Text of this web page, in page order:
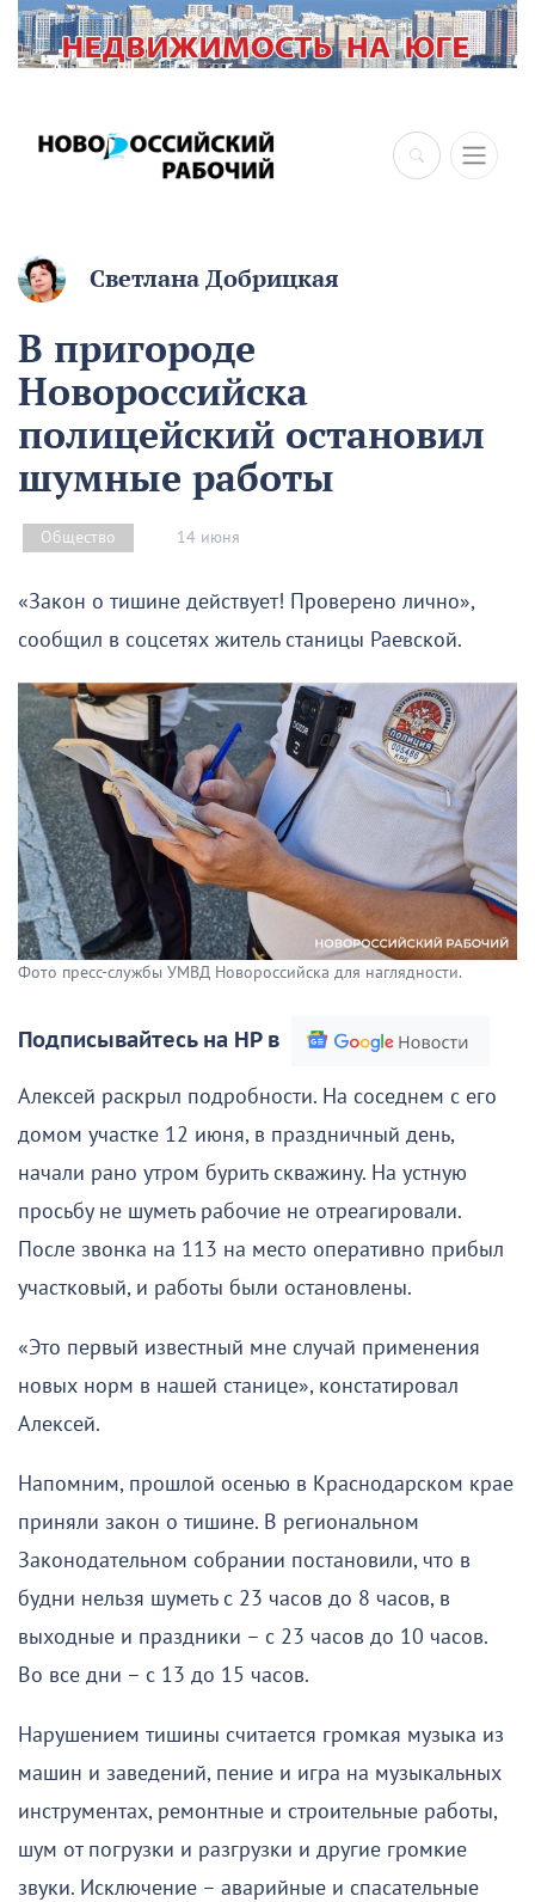
×
Светлана Добрицкая
В пригороде
Новороссийска
полицейский остановил
шумные работы
Общество 14 июня
«Закон о тишине действует! Проверено лично»,
сообщил в соцсетях житель станицы Раевской.
Фото пресс-службы УМВД Новороссийска для наглядности.
Подписывайтесь на НР в
Алексей раскрыл подробности. На соседнем с его
домом участке 12 июня, в праздничный день,
начали рано утром бурить скважину. На устную
просьбу не шуметь рабочие не отреагировали.
После звонка на 113 на место оперативно прибыл
участковый, и работы были остановлены.
«Это первый известный мне случай применения
новых норм в нашей станице», констатировал
Алексей.
Напомним, прошлой осенью в Краснодарском крае
приняли закон о тишине. В региональном
Законодательном собрании постановили, что в
будни нельзя шуметь с 23 часов до 8 часов, в
выходные и праздники – с 23 часов до 10 часов.
Во все дни – с 13 до 15 часов.
Нарушением тишины считается громкая музыка из
машин и заведений, пение и игра на музыкальных
инструментах, ремонтные и строительные работы,
шум от погрузки и разгрузки и другие громкие
звуки. Исключение – аварийные и спасательные